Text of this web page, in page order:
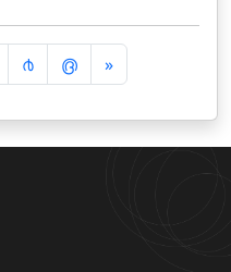
൪ ൫ »अ
ग
ला